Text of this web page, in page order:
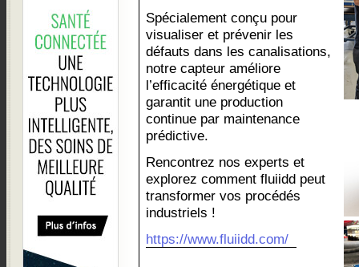
Spécialement conçu pour
visualiser et prévenir les
défauts dans les canalisations,
notre capteur améliore
l’efficacité énergétique et
garantit une production
continue par maintenance
prédictive.
Rencontrez nos experts et
explorez comment fluiidd peut
transformer vos procédés
industriels !
https://www.fluiidd.com/